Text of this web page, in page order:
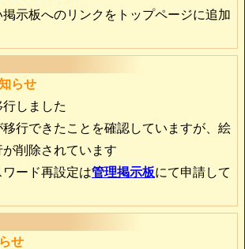
掲示板へのリンクをトップページに追加
らせ
行しました
移行できたことを確認していますが、絵
削除されています
ワード再設定は管理掲示板にて申請して
せ